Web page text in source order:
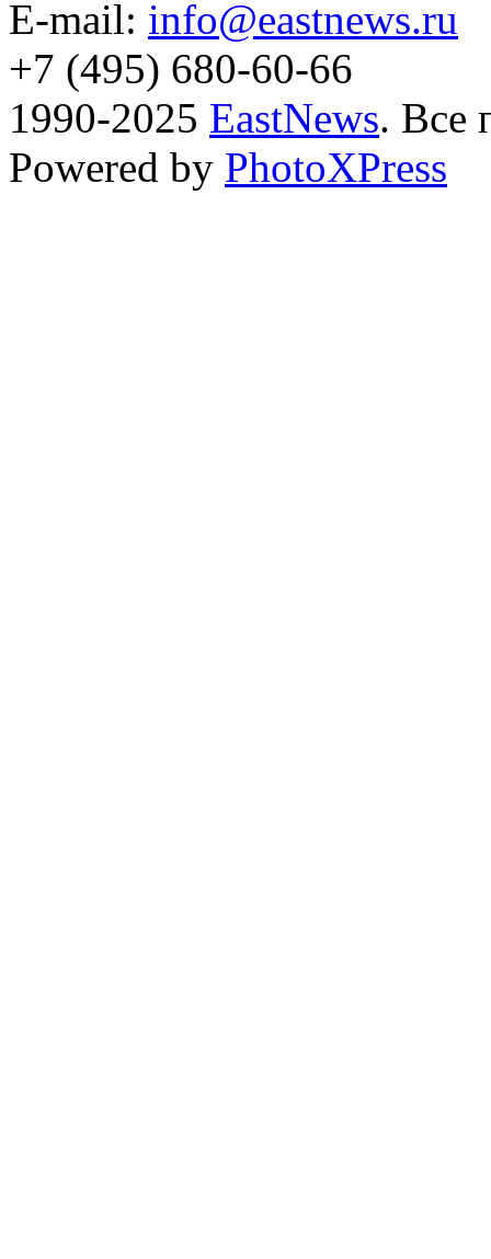
E-mail: info@eastnews.ru
+7 (495) 680-60-66
1990-2025 EastNews. Все
Powered by PhotoXPress